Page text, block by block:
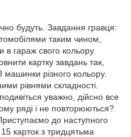
будуть. Завдання гравця:
таким чином,
в гараж свого кольору.
картку завдань так,
різного кольору.
рівнями складності.
уважно, дійсно все
ряді і не повторюються?
до наступного
карток з тридцятьма